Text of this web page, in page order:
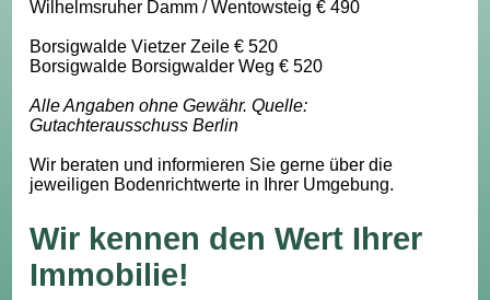
Wilhelmsruher Damm / Wentowsteig € 490
Borsigwalde Vietzer Zeile € 520
Borsigwalde Borsigwalder Weg € 520
Alle Angaben ohne Gewähr. Quelle:
Gutachterausschuss Berlin
Wir beraten und informieren Sie gerne über die
jeweiligen Bodenrichtwerte in Ihrer Umgebung.
Wir kennen den Wert Ihrer
Immobilie!